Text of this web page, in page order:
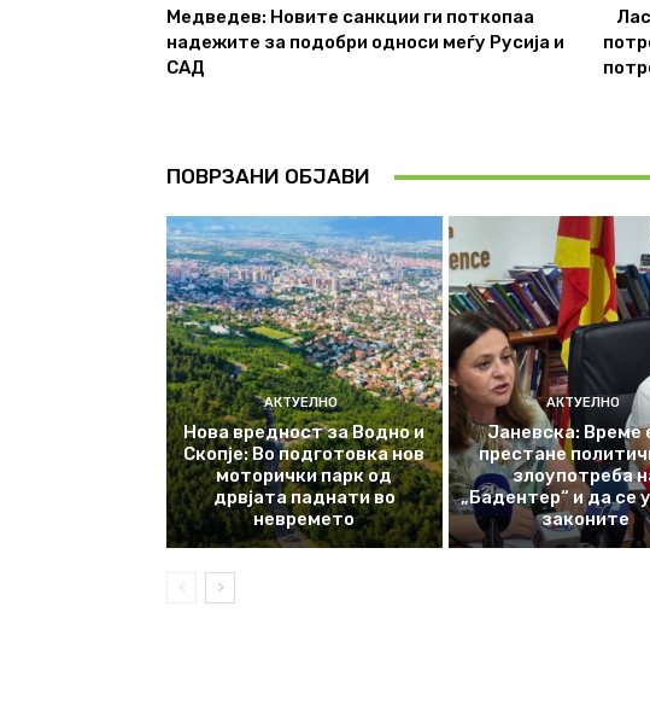
Медведев: Новите санкции ги поткопаа
надежите за подобри односи меѓу Русија и
САД
ПОВРЗАНИ ОБЈАВИ
АКТУЕЛНО
Нова вредност за Водно и
Скопје: Во подготовка нов
моторички парк од
дрвјата паднати во
невремето
АКТУЕЛНО
Јаневска: Време
престане
злоупотреба
„Бадентер“ и да се
законите